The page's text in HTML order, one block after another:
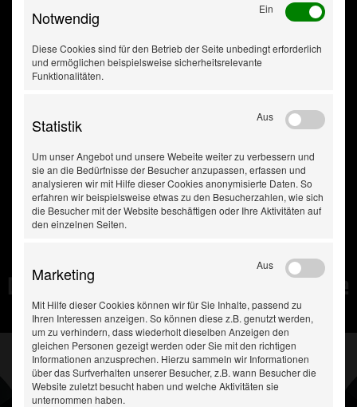
Diese Produkte haben Sie
zuletzt gesehen:
Notwendig Ein
Diese Cookies sind für den Betrieb der Seite unbedingt erforderlich
und ermöglichen beispielsweise sicherheitsrelevante
Funktionalitäten.
Statistik Aus
Um unser Angebot und unsere Webeite weiter zu verbessern und
sie an die Bedürfnisse der Besucher anzupassen, erfassen und
analysieren wir mit Hilfe dieser Cookies anonymisierte Daten. So
erfahren wir beispielsweise etwas zu den Besucherzahlen, wie sich
die Besucher mit der Website beschäftigen oder Ihre Aktivitäten auf
den einzelnen Seiten.
Marketing Aus
Mit Hilfe dieser Cookies können wir für Sie Inhalte, passend zu
Ihren Interessen anzeigen. So können diese z.B. genutzt werden,
um zu verhindern, dass wiederholt dieselben Anzeigen den
gleichen Personen gezeigt werden oder Sie mit den richtigen
Informationen anzusprechen. Hierzu sammeln wir Informationen
über das Surfverhalten unserer Besucher, z.B. wann Besucher die
Website zuletzt besucht haben und welche Aktivitäten sie
unternommen haben.